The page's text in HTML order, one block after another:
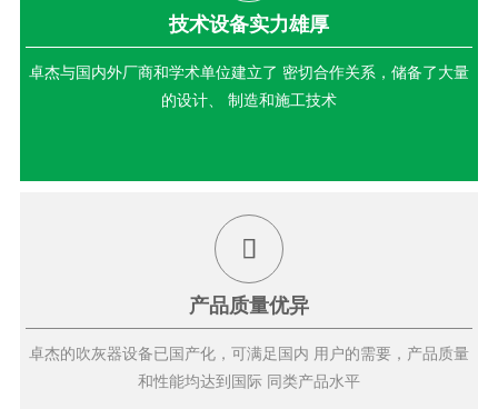
技术设备实力雄厚
卓杰与国内外厂商和学术单位建立了 密切合作关系，储备了大量
的设计、 制造和施工技术
产品质量优异
卓杰的吹灰器设备已国产化，可满足国内 用户的需要，产品质量
和性能均达到国际 同类产品水平